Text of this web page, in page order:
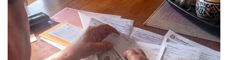
Khởi nghiệp
Tiêu dùng
Tỷ giá
Chứng khoán
Giá cà phê